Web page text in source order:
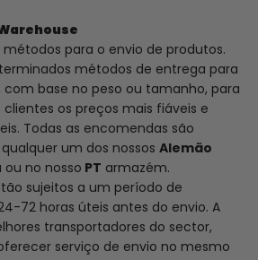
arehouse
métodos para o envio de produtos.
métodos de entrega para
base no peso ou tamanho, para
os preços mais fiáveis e
Todas as encomendas são
um dos nossos Alemão
ou no nosso PT armazém.
sujeitos a um período de
72 horas úteis antes do envio. A
transportadores do sector,
serviço de envio no mesmo